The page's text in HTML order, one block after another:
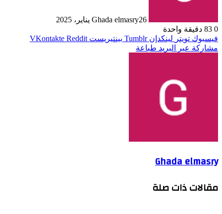
Ghada elmasry26 يناير، 2025
0
دقيقة واحدة
فيسبوك تويتر لينكدإن بينتيريست
مشاركة عبر البريد طباعة
Ghada elmasry
مقالات ذات صلة